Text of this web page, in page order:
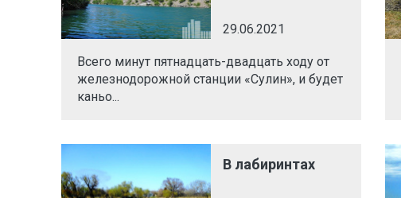
29.06.2021
Всего минут пятнадцать-двадцать ходу от
железнодорожной станции «Сулин», и будет
каньо...
В лабиринтах